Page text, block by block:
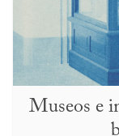
Museos e